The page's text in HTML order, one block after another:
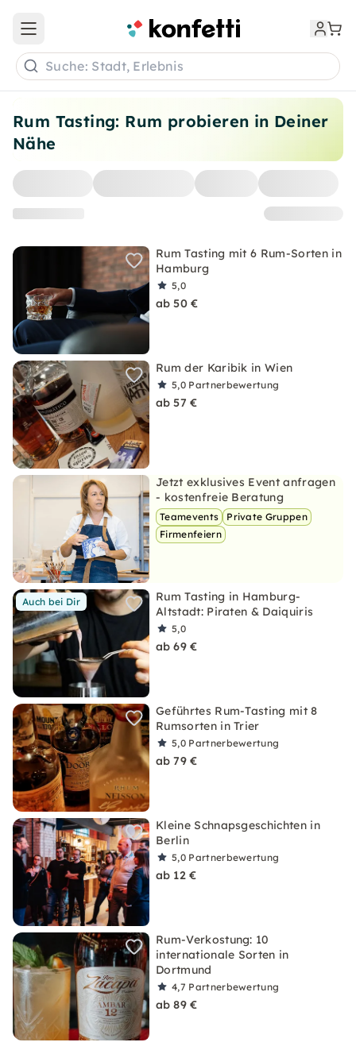
Rum Tasting: Rum probieren in Deiner
Nähe
Rum Tasting mit 6 Rum-Sorten in
Hamburg
5,0
ab 50 €
Rum der Karibik in Wien
5,0 Partnerbewertung
ab 57 €
Jetzt exklusives Event anfragen
- kostenfreie Beratung
Teamevents
Private Gruppen
Firmenfeiern
Auch bei Dir
Rum Tasting in Hamburg-
Altstadt: Piraten & Daiquiris
5,0
ab 69 €
Geführtes Rum-Tasting mit 8
Rumsorten in Trier
5,0 Partnerbewertung
ab 79 €
Kleine Schnapsgeschichten in
Berlin
5,0 Partnerbewertung
ab 12 €
Rum-Verkostung: 10
internationale Sorten in
Dortmund
4,7 Partnerbewertung
ab 89 €
Open main menu
Suche: Stadt, Erlebnis